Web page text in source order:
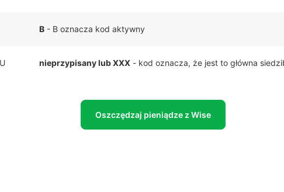
B - B oznacza kod aktywny
nieprzypisany lub XXX - kod oznacza, że jest to główna
Oszczędzaj pieniądze z Wise